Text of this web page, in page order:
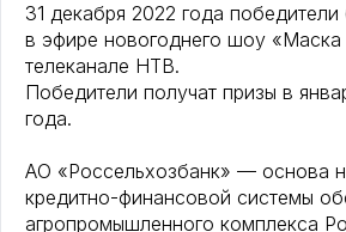
31 декабря 2022 года
в эфире новогоднего шоу «Маска
телеканале НТВ.
Победители получат призы в
года.
АО «Россельхозбанк» — основа
кредитно-финансовой системы
агропромышленного комплекса